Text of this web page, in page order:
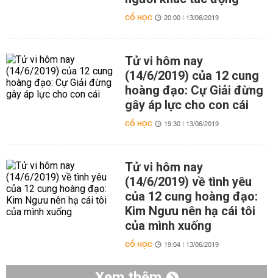
CỔ HỌC 20:00 | 13/06/2019
Tử vi hôm nay
(14/6/2019) của 12 cung
hoàng đạo: Cự Giải đừng
gây áp lực cho con cái
CỔ HỌC 19:30 | 13/06/2019
Tử vi hôm nay
(14/6/2019) về tình yêu
của 12 cung hoàng đạo:
Kim Ngưu nên hạ cái tôi
của mình xuống
CỔ HỌC 19:04 | 13/06/2019